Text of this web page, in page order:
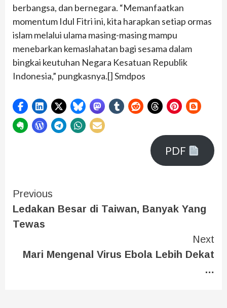
berbangsa, dan bernegara. “Memanfaatkan
momentum Idul Fitri ini, kita harapkan setiap ormas
islam melalui ulama masing-masing mampu
menebarkan kemaslahatan bagi sesama dalam
bingkai keutuhan Negara Kesatuan Republik
Indonesia,” pungkasnya.[] Smdpos
PDF
Previous
Ledakan Besar di Taiwan, Banyak Yang
Tewas
Next
Mari Mengenal Virus Ebola Lebih Dekat
…